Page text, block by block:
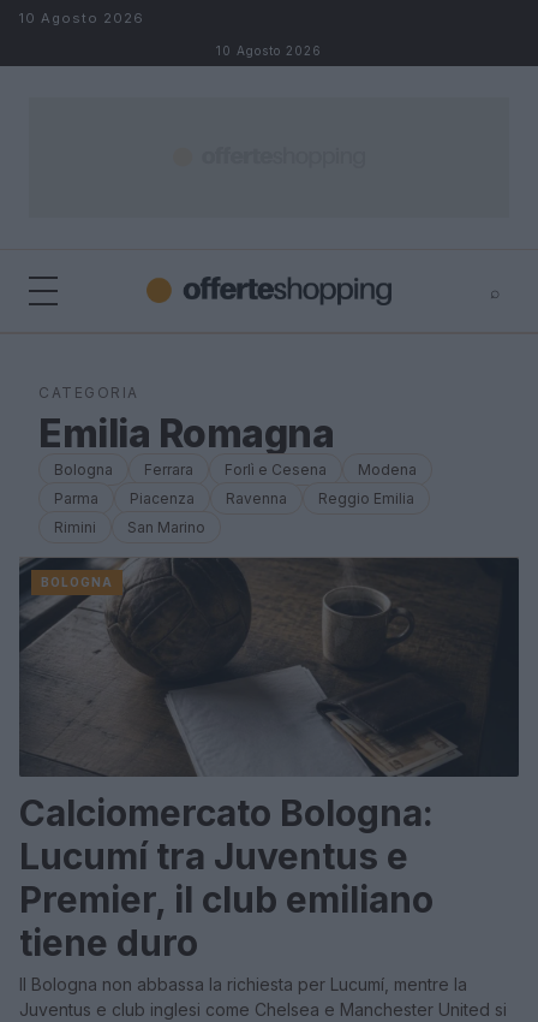
Salta al contenuto
10 Agosto 2026
10 Agosto 2026
⌕
CATEGORIA
Emilia Romagna
Bologna Ferrara Forlì e Cesena
Modena
Parma
Piacenza Ravenna
Reggio Emilia
Rimini
San Marino
BOLOGNA
Calciomercato Bologna:
Lucumí tra Juventus e
Premier, il club emiliano
tiene duro
Il Bologna non abbassa la richiesta per Lucumí, mentre la
Juventus e club inglesi come Chelsea e Manchester United si